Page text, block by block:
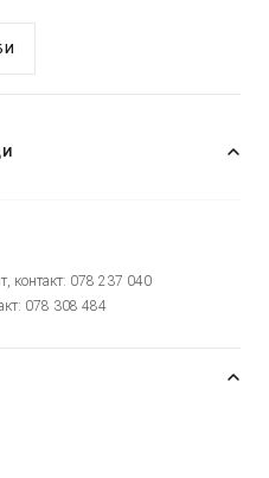
контакт: 078 237 040
078 308 484